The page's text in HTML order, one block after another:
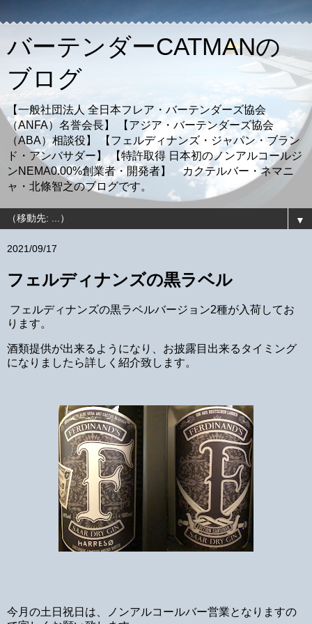
バーテンダーCATMANの
ブログ
【一般社団法人 全日本フレア・バーテンダーズ協会
（ANFA）名誉会長】 【アジア・バーテンダーズ協会
（ABA）相談役】 【フェルディナンズ・ジャパン・ブラン
ド・アンバサダー】 【特許取得 日本初のノンアルコールジ
ンNEMA0.00%創業者・開発者】 カクテルバー・ネマニ
ャ・北條智之のブログです。
▼
2021/09/17
フェルディナンズの黒ラベル
フェルディナンズの黒ラベルバージョン2種が入荷してお
ります。
酒類提供が出来るようになり、お披露目出来るタイミング
になりましたら詳しく紹介致します。
今月の土日祝日は、ノンアルコールバー営業となりますの